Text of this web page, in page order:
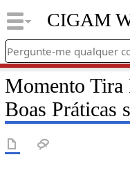
CIGAM
Momento Tira
Boas Práticas